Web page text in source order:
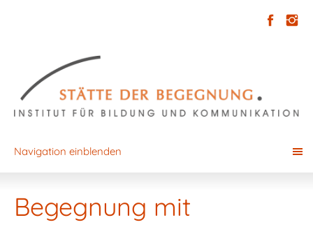
Navigation einblenden
Begegnung mit